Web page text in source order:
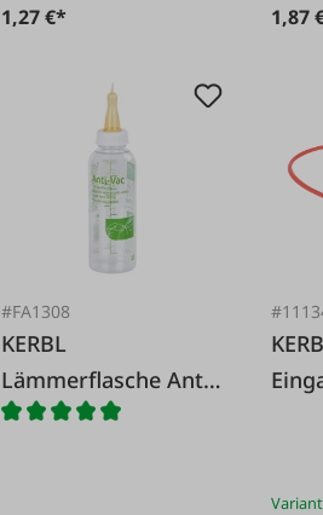
1,27 €*
1,87
#FA1308
KERBL
Lämmerflasche Anti-
Vac